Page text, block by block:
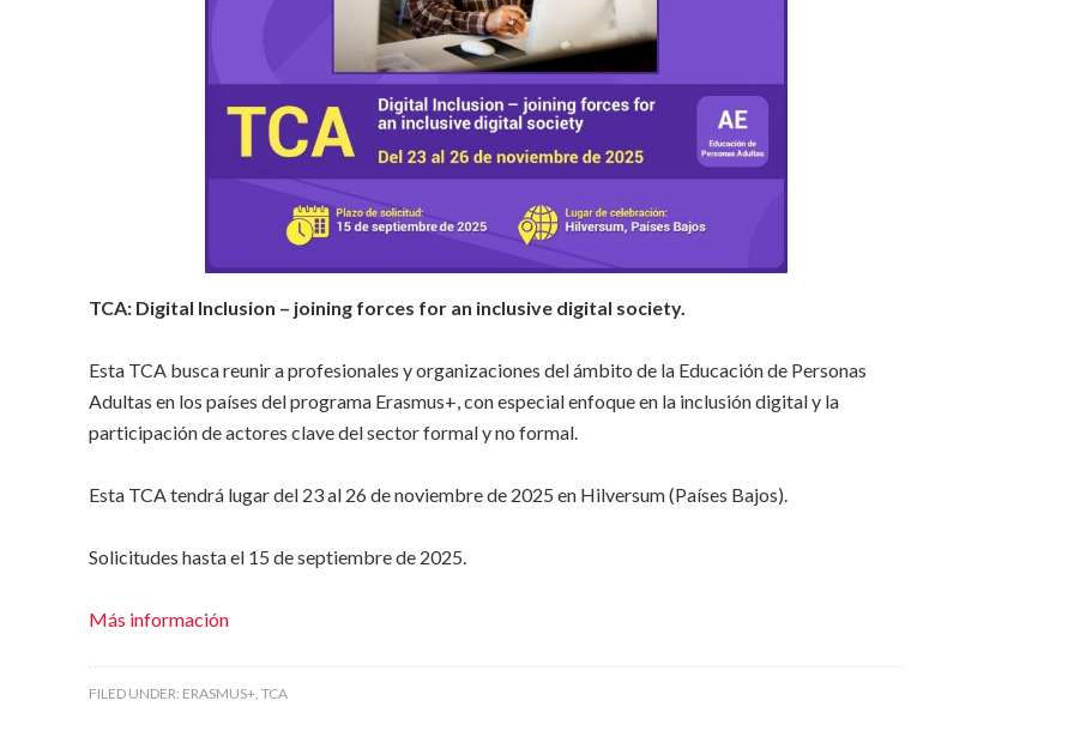
TCA: Digital Inclusion – joining forces for an inclusive digital society.
Esta TCA busca reunir a profesionales y organizaciones del ámbito de la Educación de Personas
Adultas en los países del programa Erasmus+, con especial enfoque en la inclusión digital y la
participación de actores clave del sector formal y no formal.
Esta TCA tendrá lugar del 23 al 26 de noviembre de 2025 en Hilversum (Países Bajos).
Solicitudes hasta el 15 de septiembre de 2025.
Más información
FILED UNDER: ERASMUS+, TCA